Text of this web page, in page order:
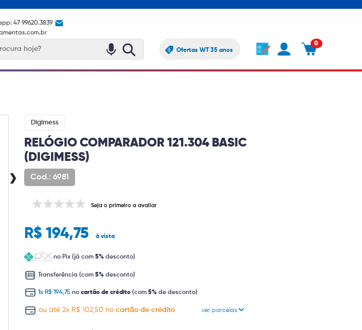
47 99620.3839
Ofertas WT 35 anos
0
›
Digimess
RELÓGIO COMPARADOR 121.304 BASIC
(DIGIMESS)
Cod.: 6981
Seja o primeiro a avaliar
R$ 194,75 à vista
no Pix (já com 5% desconto)
Transferência (com 5% desconto)
1x R$ 194,75 no cartão de crédito (com 5% de desconto)
ou até 2x R$ 102,50 no cartão de crédito ver parcelas